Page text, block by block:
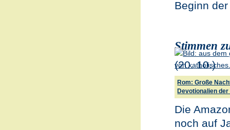
Beginn
Stimmen
(20. 10.)
Rom: Große
Devotionalien
Die
noch auf